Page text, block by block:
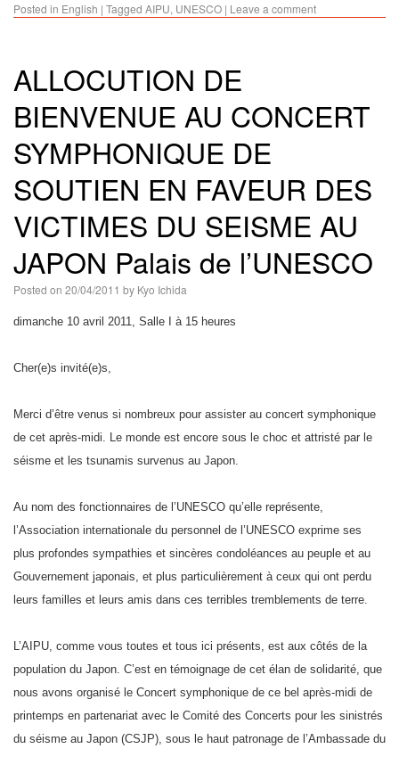
Posted in English | Tagged AIPU, UNESCO | Leave a comment
ALLOCUTION DE
BIENVENUE AU CONCERT
SYMPHONIQUE DE
SOUTIEN EN FAVEUR DES
VICTIMES DU SEISME AU
JAPON Palais de l’UNESCO
Posted on 20/04/2011 by Kyo Ichida
dimanche 10 avril 2011, Salle I à 15 heures
Cher(e)s invité(e)s,
Merci d’être venus si nombreux pour assister au concert symphonique
de cet après-midi. Le monde est encore sous le choc et attristé par le
séisme et les tsunamis survenus au Japon.
Au nom des fonctionnaires de l’UNESCO qu’elle représente,
l’Association internationale du personnel de l’UNESCO exprime ses
plus profondes sympathies et sincères condoléances au peuple et au
Gouvernement japonais, et plus particulièrement à ceux qui ont perdu
leurs familles et leurs amis dans ces terribles tremblements de terre.
L’AIPU, comme vous toutes et tous ici présents, est aux côtés de la
population du Japon. C’est en témoignage de cet élan de solidarité, que
nous avons organisé le Concert symphonique de ce bel après-midi de
printemps en partenariat avec le Comité des Concerts pour les sinistrés
du séisme au Japon (CSJP), sous le haut patronage de l’Ambassade du